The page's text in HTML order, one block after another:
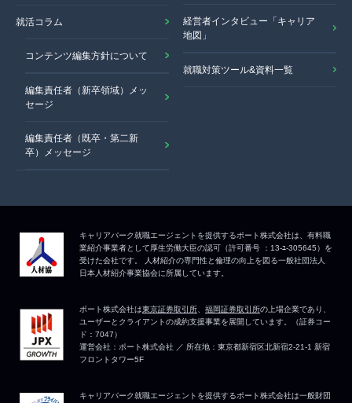
就活コラム
コンテンツ編集方針について
編集責任者（新卒領域）メッ
セージ
編集責任者（既卒・第二新
卒）メッセージ
経営者インタビュー「キャリア
地図」
就職対策ツール&資料一覧